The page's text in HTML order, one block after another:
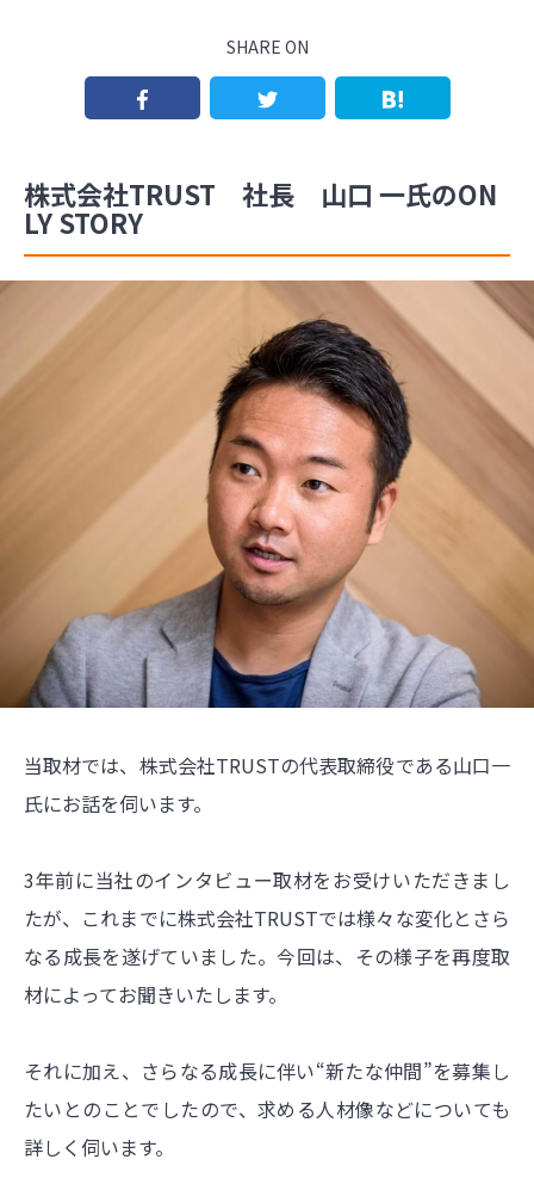
SHARE ON
株式会社TRUST 社長 山口 一氏のON
LY STORY
当取材では、株式会社TRUSTの代表取締役である山口一
氏にお話を伺います。
3年前に当社のインタビュー取材をお受けいただきまし
たが、これまでに株式会社TRUSTでは様々な変化とさら
なる成長を遂げていました。今回は、その様子を再度取
材によってお聞きいたします。
それに加え、さらなる成長に伴い“新たな仲間”を募集し
たいとのことでしたので、求める人材像などについても
詳しく伺います。